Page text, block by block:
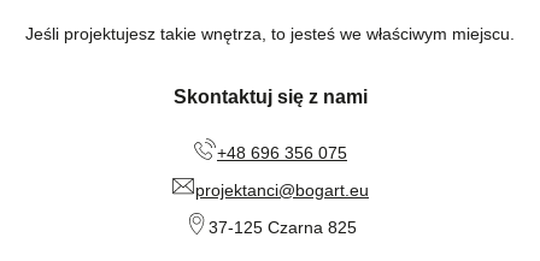
Jeśli projektujesz takie wnętrza, to jesteś we właściwym miejscu.
Skontaktuj się z nami
+48 696 356 075
projektanci@bogart.eu
37-125 Czarna 825